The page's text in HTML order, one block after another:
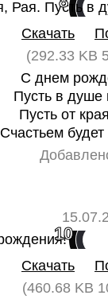
Скачать
(292.33 KB
С днем
Пусть в душе
Пусть от
Счастьем
10
Скачать
(460.68 KB